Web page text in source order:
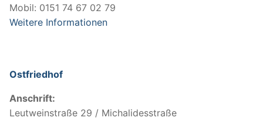
Mobil: 0151 74 67 02 79
Weitere Informationen
Ostfriedhof
Anschrift:
Leutweinstraße 29 / Michalidesstraße